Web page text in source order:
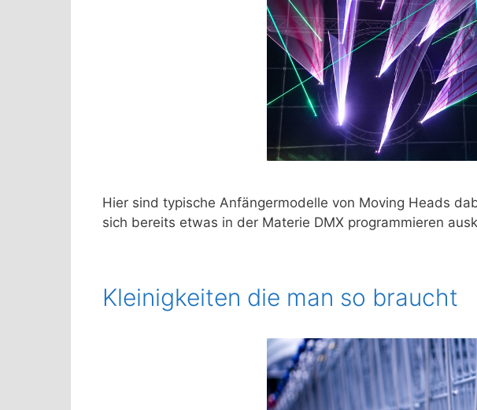
Hier sind typische Anfängermodelle von Moving Heads
sich bereits etwas in der Materie DMX programmieren
Kleinigkeiten die man so braucht